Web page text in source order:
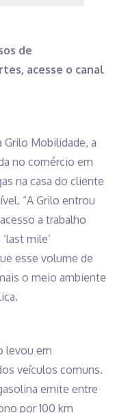
de
acesse o canal
Grilo Mobilidade, a
no comércio em
na casa do cliente
“A Grilo entrou
a trabalho
mile’
esse volume de
o meio ambiente
levou em
veículos comuns.
emite entre
por 100 km